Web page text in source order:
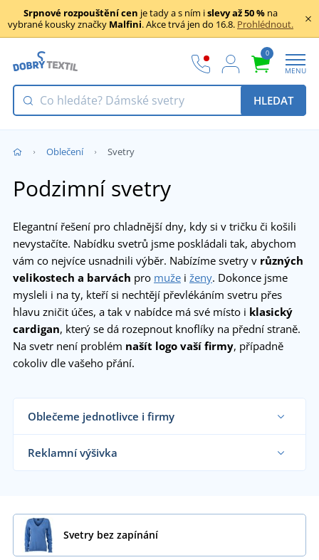
Srpnové rozpouštění cen je tady a s ním islevy až 50 % na
vybrané kousky značky Malfini. Akce trvá jen do 16.8. Prohlédnout.
0
MENU
HLEDAT
Oblečení Svetry
Podzimní svetry
Elegantní řešení pro chladnější dny, kdy si v tričku či košili
nevystačíte. Nabídku svetrů jsme poskládali tak, abychom
vám co nejvíce usnadnili výběr. Nabízíme svetry v různých
velikostech a barvách pro muže i ženy. Dokonce jsme
mysleli i na ty, kteří si nechtějí převlékáním svetru přes
hlavu zničit účes, a tak v nabídce má své místo i klasický
cardigan, který se dá rozepnout knoflíky na přední straně.
Na svetr není problém našít logo vaší firmy, případně
cokoliv dle vašeho přání.
Oblečeme jednotlivce i firmy
Dodáváme svetry reklamním agenturám, firmám,
obchodníkům s textilem i koncovým zákazníkům
již od 1 kusu.
Chci vědět více
Reklamní výšivka
Svetry bez zapínání